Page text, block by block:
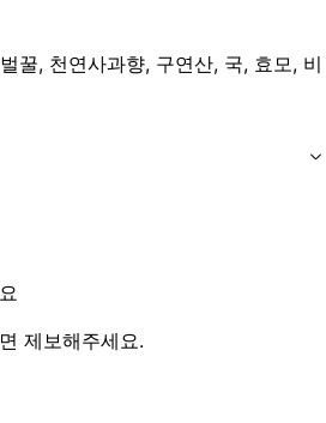
꿀, 천연사과향, 구연산, 국, 효모, 비
제보해주세요.